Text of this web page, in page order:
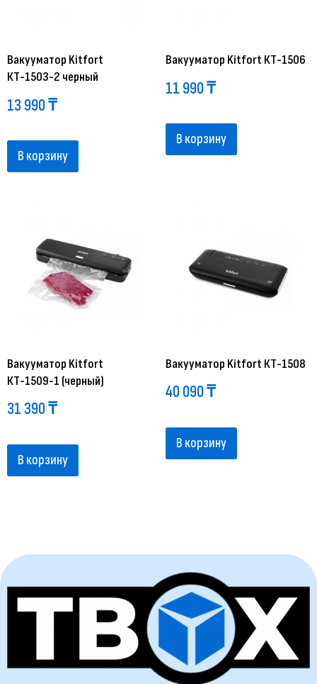
Вакууматор Kitfort
КТ-1503-2 черный
13 990₸
В корзину
Вакууматор Kitfort КТ-1506
11 990₸
В корзину
Вакууматор Kitfort
КТ-1509-1 (черный)
31 390₸
В корзину
Вакууматор Kitfort КТ-1508
40 090₸
В корзину